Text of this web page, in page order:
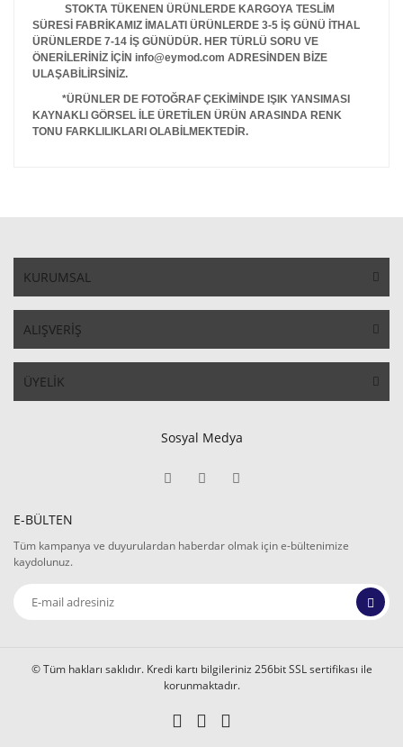
STOKTA TÜKENEN ÜRÜNLERDE KARGOYA TESLİM
SÜRESİ FABRİKAMIZ İMALATI ÜRÜNLERDE 3-5 İŞ GÜNÜ İTHAL
ÜRÜNLERDE 7-14 İŞ GÜNÜDÜR. HER TÜRLÜ SORU VE
ÖNERİLERİNİZ İÇİN info@eymod.com ADRESİNDEN BİZE
ULAŞABİLİRSİNİZ.
*ÜRÜNLER DE FOTOĞRAF ÇEKİMİNDE IŞIK YANSIMASI
KAYNAKLI GÖRSEL İLE ÜRETİLEN ÜRÜN ARASINDA RENK
TONU FARKLILIKLARI OLABİLMEKTEDİR.
KURUMSAL
ALIŞVERİŞ
ÜYELİK
Sosyal Medya
E-BÜLTEN
Tüm kampanya ve duyurulardan haberdar olmak için e-bültenimize
kaydolunuz.
© Tüm hakları saklıdır. Kredi kartı bilgileriniz 256bit SSL sertifikası ile
korunmaktadır.